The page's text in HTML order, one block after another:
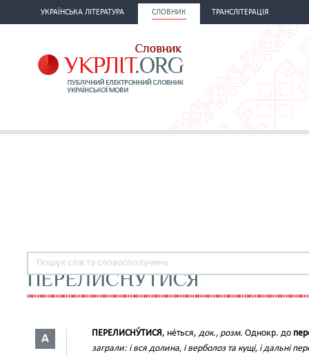
УКРАЇНСЬКА ЛІТЕРАТУРА СЛОВНИК ТРАНСЛІТЕРАЦІЯ
ПЕРЕЛИСНУТИСЯ
А ПЕРЕЛИСНУ́ТИСЯ, не́ться, док., розм. Однокр. до
заграли: і вся долина, і верболоз та кущі, і дальні